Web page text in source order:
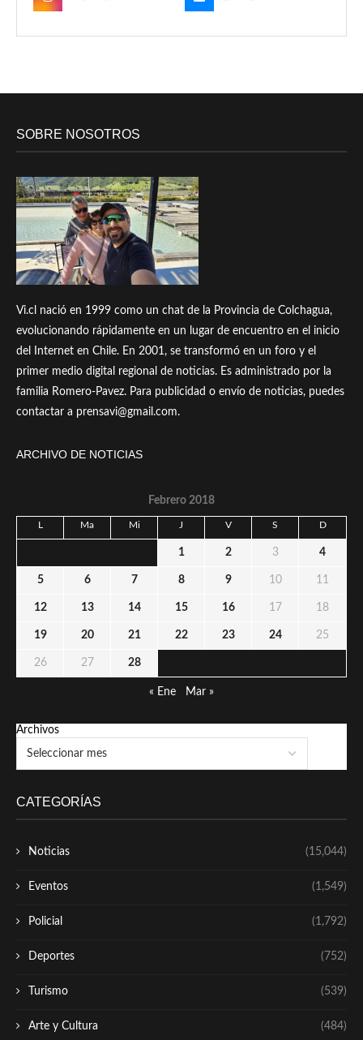
SOBRE NOSOTROS
Vi.cl nació en 1999 como un chat de la Provincia de Colchagua,
evolucionando rápidamente en un lugar de encuentro en el inicio
del Internet en Chile. En 2001, se transformó en un foro y el
primer medio digital regional de noticias. Es administrado por la
familia Romero-Pavez. Para publicidad o envío de noticias, puedes
contactar a prensavi@gmail.com.
ARCHIVO DE NOTICIAS
Febrero 2018
L Ma Mi J V S D
1 2 3 4
5 6 7 8 9 10 11
12 13 14 15 16 17 18
19 20 21 22 23 24 25
26 27 28
« Ene Mar »
Archivos
CATEGORÍAS
Noticias (15,044)
Eventos (1,549)
Policial (1,792)
Deportes (752)
Turismo (539)
Arte y Cultura (484)